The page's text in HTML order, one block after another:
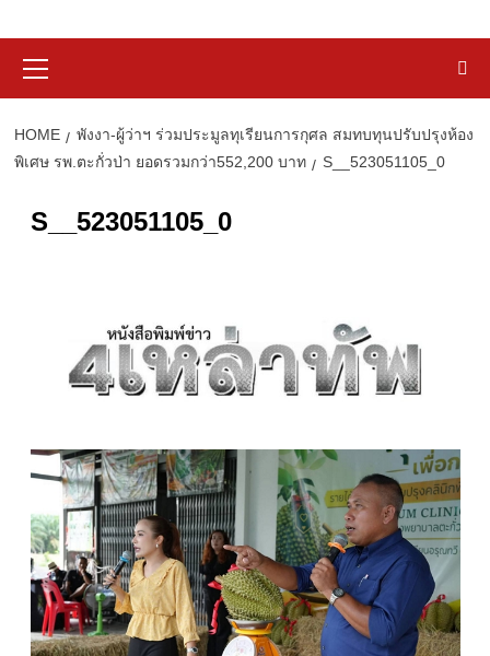
Menu
HOME
พังงา-ผู้ว่าฯ ร่วมประมูลทุเรียนการกุศล สมทบทุนปรับปรุงห้อง
พิเศษ รพ.ตะกั่วป่า ยอดรวมกว่า552,200 บาท
S__523051105_0
S__523051105_0